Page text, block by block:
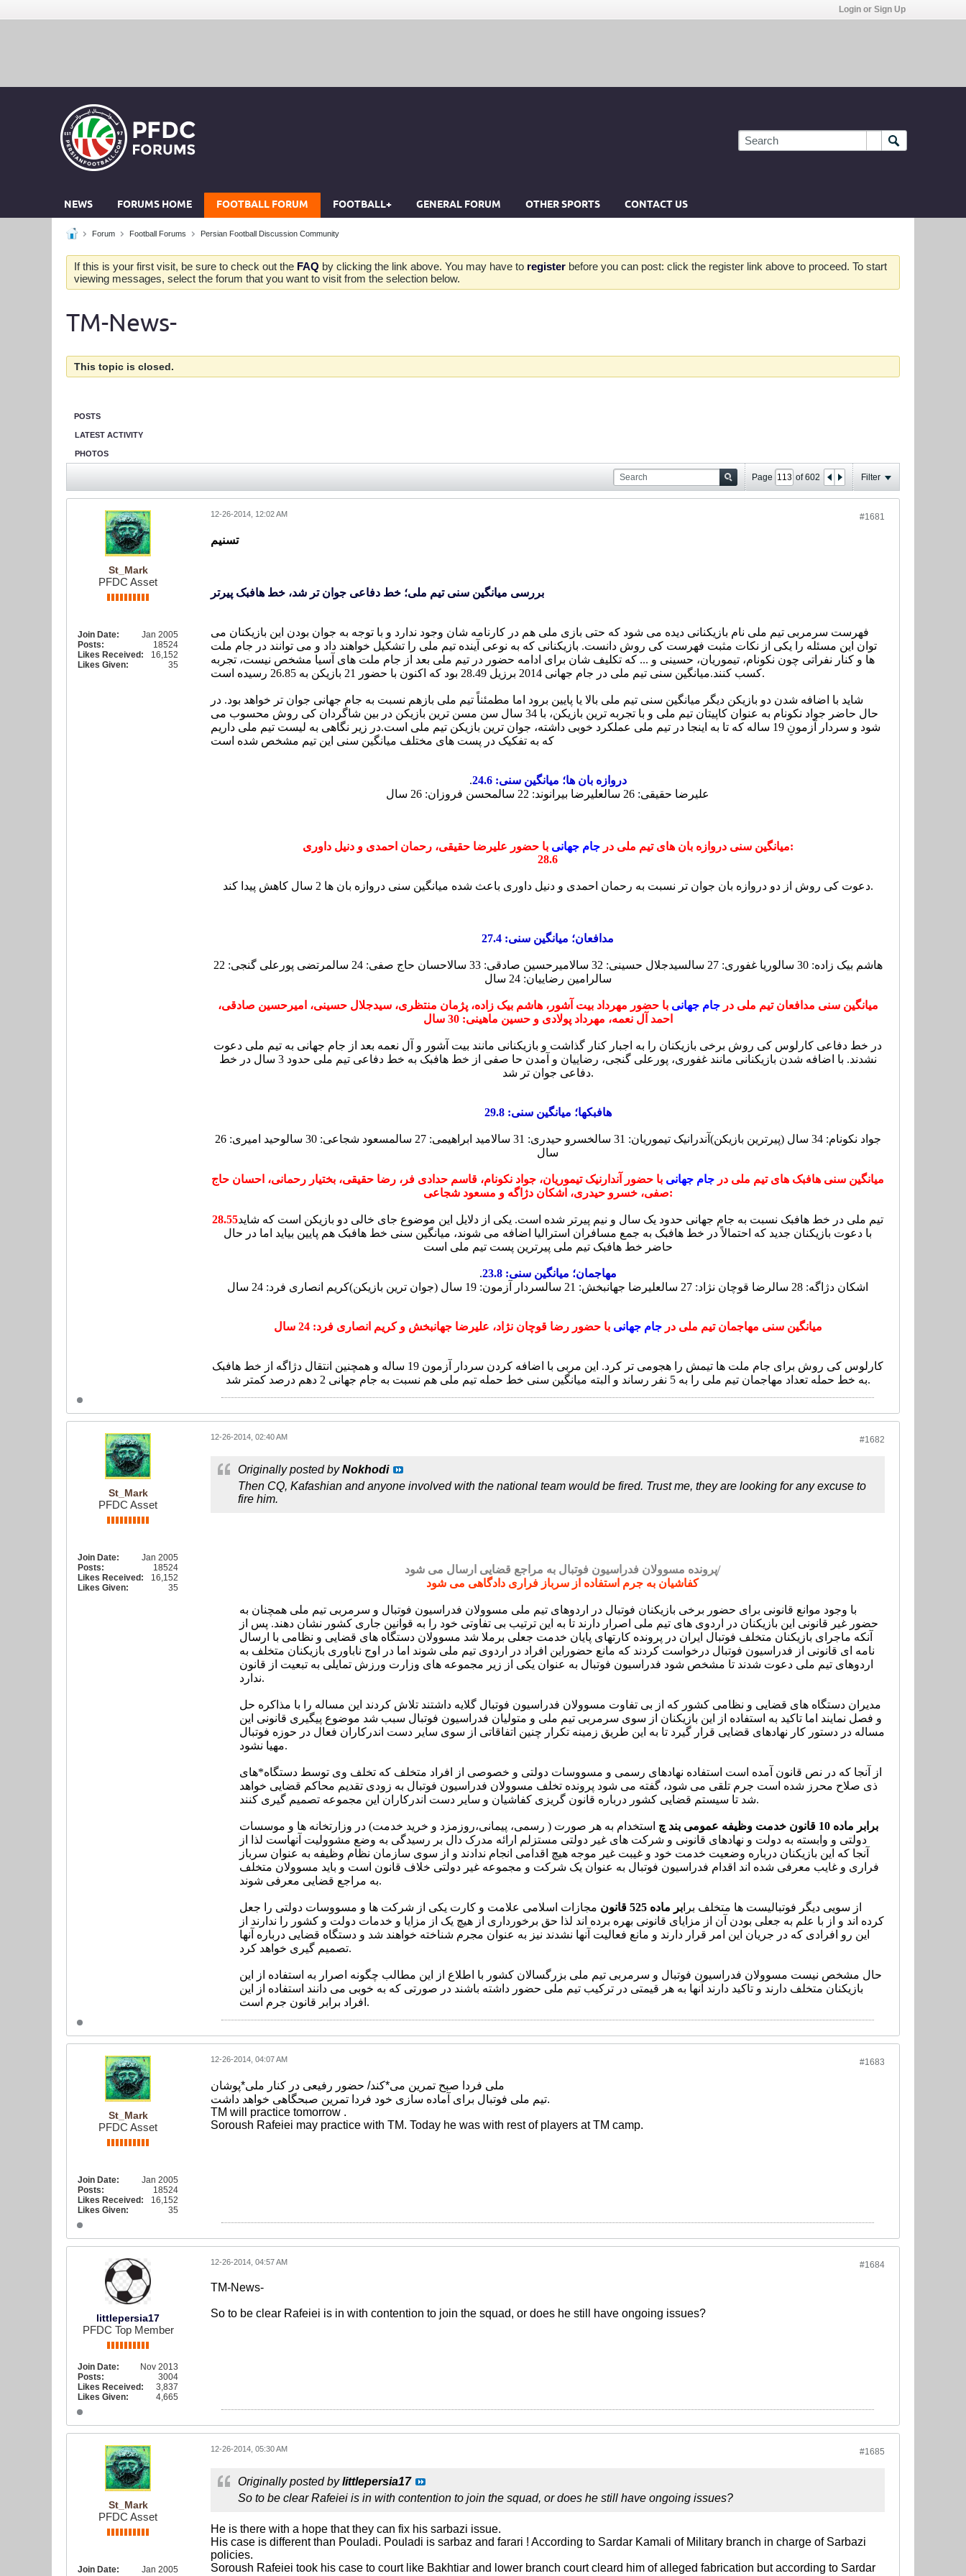
Login or Sign Up
NEWS FORUMS HOME FOOTBALL FORUM FOOTBALL+ GENERAL FORUM OTHER SPORTS CONTACT US
Forum Football Forums Persian Football Discussion Community
If this is your first visit, be sure to check out the FAQ by clicking the link above. You may have to register before you can post: click the register link above to proceed. To start
viewing messages, select the forum that you want to visit from the selection below.
TM-News-
This topic is closed.
POSTS
LATEST ACTIVITY
PHOTOS
Page of602 Filter
St_Mark
PFDC Asset
Join Date:
Jan 2005
Posts:
18524
Likes Received:
16,152
Likes Given:
35
#1681
12-26-2014, 12:02 AM
تسنیم
بررسی میانگین سنی تیم ملی؛ خط دفاعی جوان تر شد، خط هافبک پیرتر
فهرست سرمربی تیم ملی نام بازیکنانی دیده می شود که حتی بازی ملی هم در کارنامه شان وجود ندارد و با توجه به جوان بودن این بازیکنان می
توان این مسئله را یکی از نکات مثبت فهرست کی روش دانست. بازیکنانی که به نوعی آینده تیم ملی را تشکیل خواهند داد و می توانند در جام ملت
ها و کنار نفراتی چون نکونام، تیموریان، حسینی و ... که تکلیف شان برای ادامه حضور در تیم ملی بعد از جام ملت های آسیا مشخص نیست، تجربه
کسب کنند.میانگین سنی تیم ملی در جام جهانی 2014 برزیل 28.49 بود که اکنون با حضور 21 بازیکن به 26.85 رسیده است.
شاید با اضافه شدن دو بازیکن دیگر میانگین سنی تیم ملی بالا یا پایین برود اما مطمئناً تیم ملی بازهم نسبت به جام جهانی جوان تر خواهد بود. در
حال حاضر جواد نکونام به عنوان کاپیتان تیم ملی و با تجربه ترین بازیکن، با 34 سال سن مسن ترین بازیکن در بین شاگردان کی روش محسوب می
شود و سردار آزمونِ 19 ساله که تا به اینجا در تیم ملی عملکرد خوبی داشته، جوان ترین بازیکن تیم ملی است.
در زیر نگاهی به لیست تیم ملی داریم
که به تفکیک در پست های مختلف میانگین سنی این تیم مشخص شده است
.
دروازه بان ها؛ میانگین سنی: 24.6
علیرضا حقیقی: 26 سال
علیرضا بیرانوند: 22 سال محسن فروزان: 26 سال
میانگین سنی دروازه بان های تیم ملی در جام جهانی
با حضور علیرضا حقیقی، رحمان احمدی و دنیل داوری:
28.6
دعوت کی روش از دو دروازه بان جوان تر نسبت به رحمان احمدی و دنیل داوری باعث شده میانگین سنی دروازه بان ها 2 سال کاهش پیدا کند.
مدافعان؛ میانگین سنی: 27.4
هاشم بیک زاده: 30 سال وریا غفوری: 27 سال سیدجلال حسینی: 32 سال امیرحسین صادقی: 33 سال احسان حاج صفی: 24 سال
مرتضی پورعلی گنجی: 22
سالرامین رضاییان: 24 سال
میانگین سنی مدافعان تیم ملی درجام جهانی با حضور مهرداد بیت آشور، هاشم بیک زاده، پژمان منتظری، سیدجلال حسینی، امیرحسین صادقی،
احمد آل نعمه، مهرداد پولادی و حسین ماهینی: 30 سال
در خط دفاعی کارلوس کی روش برخی بازیکنان را به اجبار کنار گذاشت و بازیکنانی مانند بیت آشور و آل نعمه بعد از جام جهانی به تیم ملی دعوت
نشدند. با اضافه شدن بازیکنانی مانند غفوری، پورعلی گنجی، رضاییان و آمدن حا صفی از خط هافبک به خط دفاعی تیم ملی حدود 3 سال در خط
دفاعی جوان تر شد.
هافبکها؛ میانگین سنی: 29.8
جواد نکونام: 34 سال (پیرترین بازیکن) آندرانیک تیموریان: 31 سال خسرو حیدری: 31 سال امید ابراهیمی: 27 سال مسعود شجاعی: 30 سال
وحید امیری: 26
سال
میانگین سنی هافبک های تیم ملی در جام جهانی با حضور آندارنیک تیموریان، جواد نکونام، قاسم حدادی فر، رضا حقیقی، بختیار رحمانی، احسان حاج
صفی، خسرو حیدری، اشکان دژاگه و مسعود شجاعی:
28.55تیم ملی در خط هافبک نسبت به جام جهانی حدود یک سال و نیم پیرتر شده است. یکی از دلایل این موضوع جای خالی دو بازیکن است که شاید
با دعوت بازیکنان جدید که احتمالاً در خط هافبک به جمع مسافران استرالیا اضافه می شوند، میانگین سنی خط هافبک هم پایین بیاید اما در حال
حاضر خط هافبک تیم ملی پیرترین پست تیم ملی است
.
مهاجمان؛ میانگین سنی: 23.8
اشکان دژاگه: 28 سال
رضا قوچان نژاد: 27 سال علیرضا جهانبخش: 21 سال سردار آزمون: 19 سال (جوان ترین بازیکن) کریم انصاری فرد: 24 سال
میانگین سنی مهاجمان تیم ملی درجام جهانی با حضور رضا قوچان نژاد، علیرضا جهانبخش و کریم انصاری فرد: 24 سال
کارلوس کی روش برای جام ملت ها تیمش را هجومی تر کرد. این مربی با اضافه کردن سردار آزمون 19 ساله و همچنین انتقال دژاگه از خط هافبک
به خط حمله تعداد مهاجمان تیم ملی را به 5 نفر رساند و البته میانگین سنی خط حمله تیم ملی هم نسبت به جام جهانی 2 دهم درصد کمتر شد.
St_Mark
PFDC Asset
Join Date:
Jan 2005
Posts:
18524
Likes Received:
16,152
Likes Given:
35
#1682
12-26-2014, 02:40 AM
Originally posted byNokhodi
Then CQ, Kafashian and anyone involved with the national team would be fired. Trust me, they are looking for any excuse to
fire him.
پرونده مسوولان فدراسیون فوتبال به مراجع قضایی ارسال می شود/
کفاشیان به جرم استفاده از سرباز فراری دادگاهی می شود
با وجود موانع قانونی برای حضور برخی بازیکنان فوتبال در اردوهای تیم ملی مسوولان فدراسیون فوتبال و سرمربی تیم ملی همچنان به
حضور غیر قانونی این بازیکنان در اردوی های تیم ملی اصرار دارند تا به این ترتیب بی تفاوتی خود را به قوانین جاری کشور نشان دهند. پس از
آنکه ماجرای بازیکنان متخلف فوتبال ایران در پرونده کارتهای پایان خدمت جعلی برملا شد مسوولان دستگاه های قضایی و نظامی با ارسال
نامه ای قانونی از فدراسیون فوتبال درخواست کردند که مانع حضوراین افراد در اردوی تیم ملی شوند اما در اوج ناباوری بازیکنان متخلف به
اردوهای تیم ملی دعوت شدند تا مشخص شود فدراسیون فوتبال به عنوان یکی از زیر مجموعه های وزارت ورزش تمایلی به تبعیت از قانون
ندارد.
مدیران دستگاه های قضایی و نظامی کشور که از بی تفاوت مسوولان فدراسیون فوتبال گلایه داشتند تلاش کردند این مساله را با مذاکره حل
و فصل نمایند اما تاکید به استفاده از این بازیکنان از سوی سرمربی تیم ملی و متولیان فدراسیون فوتبال سبب شد موضوع پیگیری قانونی این
مساله در دستور کار نهادهای قضایی قرار گیرد تا به این طریق زمینه تکرار چنین اتفاقاتی از سوی سایر دست اندرکاران فعال در حوزه فوتبال
مهیا نشود.
از آنجا که در نص قانون آمده است استفاده نهادهای رسمی و مسووسات دولتی و خصوصی از افراد متخلف که تخلف وی توسط دستگاه*های
ذی صلاح محرز شده است جرم تلقی می شود، گفته می شود پرونده تخلف مسوولان فدراسیون فوتبال به زودی تقدیم محاکم قضایی خواهد
شد تا سیستم قضایی کشور درباره قانون گریزی کفاشیان و سایر دست اندرکاران این مجموعه تصمیم گیری کنند.
برابر ماده 10 قانون خدمت وظیفه عمومی بند چ
استخدام به هر صورت ( رسمی، پیمانی،روزمزد و خرید خدمت) در وزارتخانه ها و موسسات
دولتی و وابسته به دولت و نهادهای قانونی و شرکت های غیر دولتی مستزلم ارائه مدرک دال بر رسیدگی به وضع مشوولیت آنهاست لذا از
آنجا که این بازیکنان درباره وضعیت خدمت خود و غیبت غیر موجه هیچ اقدامی انجام ندادند و از سوی سازمان نظام وظیفه به عنوان سرباز
فراری و غایب معرفی شده اند اقدام فدراسیون فوتبال به عنوان یک شرکت و مجموعه غیر دولتی خلاف قانون است و باید مسوولان متخلف
به مراجع قضایی معرفی شوند.
از سویی دیگر فوتبالیست ها متخلف برا بر ماده 525 قانون
مجازات اسلامی علامت و کارت یکی از شرکت ها و مسووسات دولتی را جعل
کرده اند و از با علم به جعلی بودن آن از مزایای قانونی بهره برده اند لذا حق برخورداری از هیچ یک از مزایا و خدمات دولت و کشور را ندارند از
این رو افرادی که در جریان این امر قرار دارند و مانع فعالیت آنها نشدند نیز به عنوان مجرم شناخته خواهند شد و دستگاه قضایی درباره آنها
تصمیم گیری خواهد کرد.
حال مشخص نیست مسوولان فدراسیون فوتبال و سرمربی تیم ملی بزرگسالان کشور با اطلاع از این مطالب چگونه اصرار به استفاده از این
بازیکنان متخلف دارند و تاکید دارند آنها به هر قیمتی در ترکیب تیم ملی حضور داشته باشند در صورتی که به خوبی می دانند استفاده از این
افراد برابر قانون جرم است.
St_Mark
PFDC Asset
Join Date:
Jan 2005
Posts:
18524
Likes Received:
16,152
Likes Given:
35
#1683
12-26-2014, 04:07 AM
ملی فردا صبح تمرین می*کند/ حضور رفیعی در کنار ملی*پوشان
تیم ملی فوتبال برای آماده سازی خود فردا تمرین صبحگاهی خواهد داشت.
TM will practice tomorrow .
Soroush Rafeiei may practice with TM. Today he was with rest of players at TM camp.
littlepersia17
PFDC Top Member
Join Date:
Nov 2013
Posts:
3004
Likes Received:
3,837
Likes Given:
4,665
#1684
12-26-2014, 04:57 AM
TM-News-
So to be clear Rafeiei is in with contention to join the squad, or does he still have ongoing issues?
St_Mark
PFDC Asset
Join Date:
Jan 2005
#1685
12-26-2014, 05:30 AM
Originally posted bylittlepersia17
So to be clear Rafeiei is in with contention to join the squad, or does he still have ongoing issues?
He is there with a hope that they can fix his sarbazi issue.
His case is different than Pouladi. Pouladi is sarbaz and farari ! According to Sardar Kamali of Military branch in charge of Sarbazi
policies.
Soroush Rafeiei took his case to court like Bakhtiar and lower branch court cleard him of alleged fabrication but according to Sardar